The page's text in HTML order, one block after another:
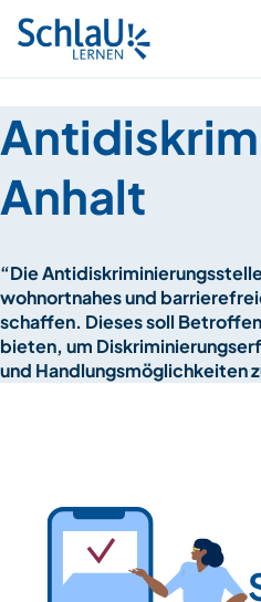
Anhalt
“Die
wohnortnahes und
schaffen. Dieses soll
bieten, um
und Handlungsmöglichkeiten